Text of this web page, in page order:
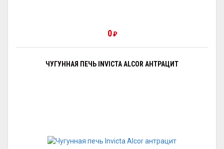
0₽
ЧУГУННАЯ ПЕЧЬ INVICTA ALCOR АНТРАЦИТ